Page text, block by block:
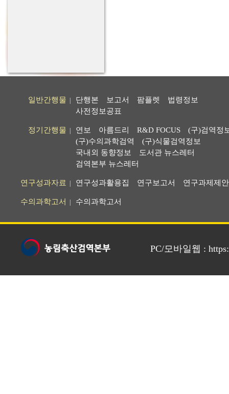
일반간행물 단행본 보고서 팜플렛
법령정보
사전정보공표
정기간행물 연보 아름드리 R&D FOCUS
(구)검역정
(구)수의과학검역
(구)식물검역정보
국내외 동향정보
도서관 뉴스레터
검역본부 뉴스레터
연구성과자료 연구성과활용집 연구보고서 연구과제제
수의과학고서 수의과학고서
PC/모바일웹 :